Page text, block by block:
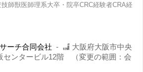
師獣医師理系大卒・院卒CRC経験者CRA経
ーチ合同会社 -
大阪府大阪市中央
センタービル12階 （変更の範囲：会